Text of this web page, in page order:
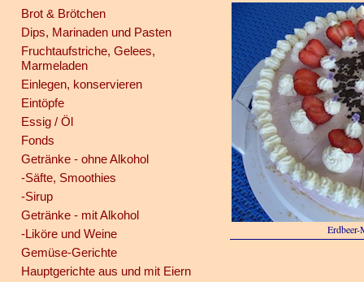
Brot & Brötchen
Dips, Marinaden und Pasten
Fruchtaufstriche, Gelees,
Marmeladen
Einlegen, konservieren
Eintöpfe
Essig / Öl
Fonds
Getränke - ohne Alkohol
-Säfte, Smoothies
-Sirup
Getränke - mit Alkohol
-Liköre und Weine
Gemüse-Gerichte
Hauptgerichte aus und mit Eiern
Erdbeer-